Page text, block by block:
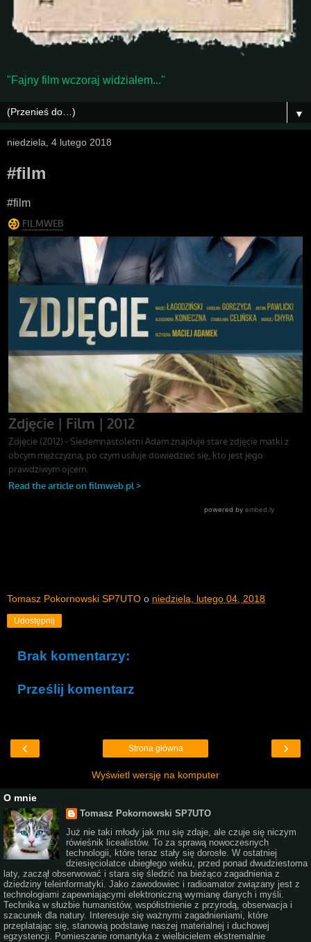
"Fajny film wczoraj widziałem..."
▼
niedziela, 4 lutego 2018
#film
#film
Tomasz Pokornowski SP7UTO o niedziela, lutego 04, 2018
Udostępnij
Brak komentarzy:
Prześlij komentarz
‹ ›
Strona główna
Wyświetl wersję na komputer
O mnie
Tomasz Pokornowski SP7UTO
Już nie taki młody jak mu się zdaje, ale czuje się niczym
rówieśnik licealistów. To za sprawą nowoczesnych
technologii, które teraz stały się dorosłe. W ostatniej
dziesięciolatce ubiegłego wieku, przed ponad dwudziestoma
laty, zaczął obserwować i stara się śledzić na bieżąco zagadnienia z
dziedziny teleinformatyki. Jako zawodowiec i radioamator związany jest z
technologiami zapewniającymi elektroniczną wymianę danych i myśli.
Technika w służbie humanistów, współistnienie z przyrodą, obserwacja i
szacunek dla natury. Interesuje się ważnymi zagadnieniami, które
przeplatając się, stanowią podstawę naszej materialnej i duchowej
egzystencji. Pomieszanie romantyka z wielbicielem ekstremalnie